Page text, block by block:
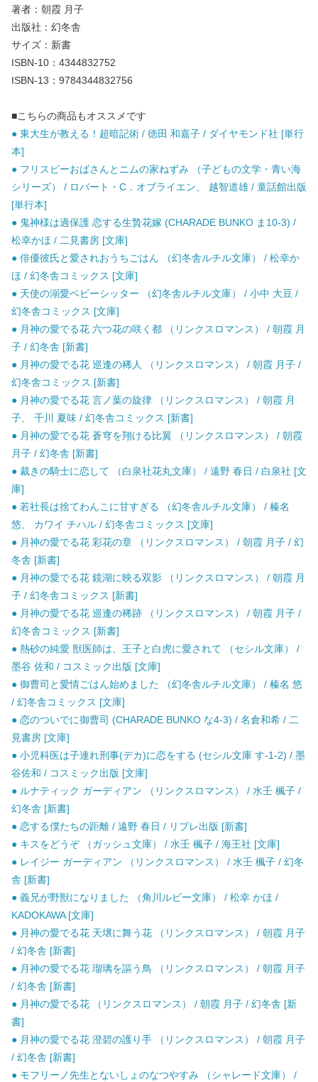
著者：朝霞 月子
出版社：幻冬舎
サイズ：新書
ISBN-10：4344832752
ISBN-13：9784344832756
■こちらの商品もオススメです
● 東大生が教える！超暗記術 / 徳田 和嘉子 / ダイヤモンド社 [単行
本]
● フリスビーおばさんとニムの家ねずみ （子どもの文学・青い海
シリーズ） / ロバート・C．オブライエン、 越智道雄 / 童話館出版
[単行本]
● 鬼神様は過保護 恋する生贄花嫁 (CHARADE BUNKO ま10-3) /
松幸かほ / 二見書房 [文庫]
● 俳優彼氏と愛されおうちごはん （幻冬舎ルチル文庫） / 松幸か
ほ / 幻冬舎コミックス [文庫]
● 天使の溺愛ベビーシッター （幻冬舎ルチル文庫） / 小中 大豆 /
幻冬舎コミックス [文庫]
● 月神の愛でる花 六つ花の咲く都 （リンクスロマンス） / 朝霞 月
子 / 幻冬舎 [新書]
● 月神の愛でる花 巡逢の稀人 （リンクスロマンス） / 朝霞 月子 /
幻冬舎コミックス [新書]
● 月神の愛でる花 言ノ葉の旋律 （リンクスロマンス） / 朝霞 月
子、 千川 夏味 / 幻冬舎コミックス [新書]
● 月神の愛でる花 蒼穹を翔ける比翼 （リンクスロマンス） / 朝霞
月子 / 幻冬舎 [新書]
● 裁きの騎士に恋して （白泉社花丸文庫） / 遠野 春日 / 白泉社 [文
庫]
● 若社長は捨てわんこに甘すぎる （幻冬舎ルチル文庫） / 榛名
悠、 カワイ チハル / 幻冬舎コミックス [文庫]
● 月神の愛でる花 彩花の章 （リンクスロマンス） / 朝霞 月子 / 幻
冬舎 [新書]
● 月神の愛でる花 鏡湖に映る双影 （リンクスロマンス） / 朝霞 月
子 / 幻冬舎コミックス [新書]
● 月神の愛でる花 巡逢の稀跡 （リンクスロマンス） / 朝霞 月子 /
幻冬舎コミックス [新書]
● 熱砂の純愛 獣医師は、王子と白虎に愛されて （セシル文庫） /
墨谷 佐和 / コスミック出版 [文庫]
● 御曹司と愛情ごはん始めました （幻冬舎ルチル文庫） / 榛名 悠
/ 幻冬舎コミックス [文庫]
● 恋のついでに御曹司 (CHARADE BUNKO な4-3) / 名倉和希 / 二
見書房 [文庫]
● 小児科医は子連れ刑事(デカ)に恋をする (セシル文庫 す-1-2) / 墨
谷佐和 / コスミック出版 [文庫]
● ルナティック ガーディアン （リンクスロマンス） / 水壬 楓子 /
幻冬舎 [新書]
● 恋する僕たちの距離 / 遠野 春日 / リブレ出版 [新書]
● キスをどうぞ （ガッシュ文庫） / 水壬 楓子 / 海王社 [文庫]
● レイジー ガーディアン （リンクスロマンス） / 水壬 楓子 / 幻冬
舎 [新書]
● 義兄が野獣になりました （角川ルビー文庫） / 松幸 かほ /
KADOKAWA [文庫]
● 月神の愛でる花 天壌に舞う花 （リンクスロマンス） / 朝霞 月子
/ 幻冬舎 [新書]
● 月神の愛でる花 瑠璃を謳う鳥 （リンクスロマンス） / 朝霞 月子
/ 幻冬舎 [新書]
● 月神の愛でる花 （リンクスロマンス） / 朝霞 月子 / 幻冬舎 [新
書]
● 月神の愛でる花 澄碧の護り手 （リンクスロマンス） / 朝霞 月子
/ 幻冬舎 [新書]
● モフリーノ先生とないしょのなつやすみ （シャレード文庫） /